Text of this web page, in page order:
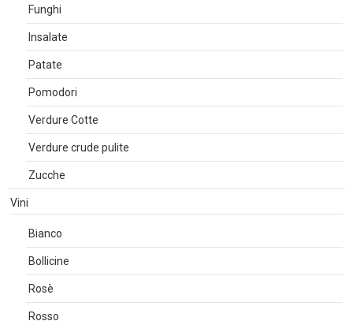
Funghi
Insalate
Patate
Pomodori
Verdure Cotte
Verdure crude pulite
Zucche
Vini
Bianco
Bollicine
Rosè
Rosso